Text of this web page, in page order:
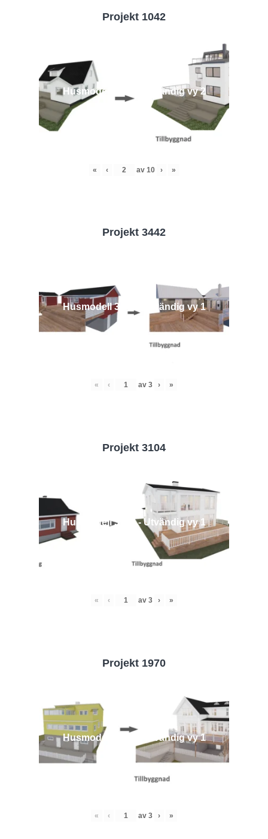
Projekt 1042
Husmodell 1042 - Utvändig vy 2
« ‹ av 10 › »
Projekt 3442
Husmodell 3442 - Utvändig vy 1
« ‹ av 3 › »
Projekt 3104
Husmodell 3104 - Utvändig vy 1
« ‹ av 3 › »
Projekt 1970
Husmodell 1970 - Utvändig vy 1
« ‹ av 3 › »